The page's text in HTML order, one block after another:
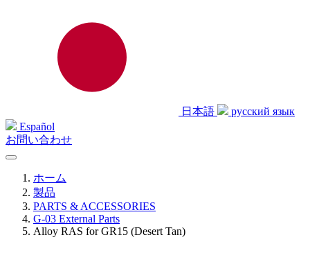
日本語
русский язык
Español
お問い合わせ
ホーム
製品
PARTS & ACCESSORIES
G-03 External Parts
Alloy RAS for GR15 (Desert Tan)